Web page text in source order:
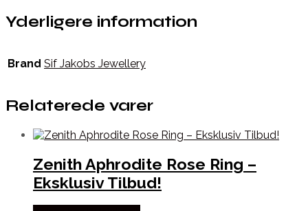
Yderligere information
Brand Sif Jakobs Jewellery
Relaterede varer
Zenith Aphrodite Rose Ring –
Eksklusiv Tilbud!